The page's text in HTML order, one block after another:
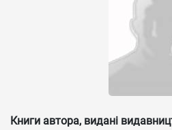
Книги автора, видані